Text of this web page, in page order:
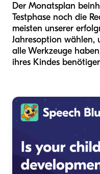
Der Monatsplan
Testphase noch die
meisten unserer
Jahresoption wählen,
alle Werkzeuge
ihres Kindes